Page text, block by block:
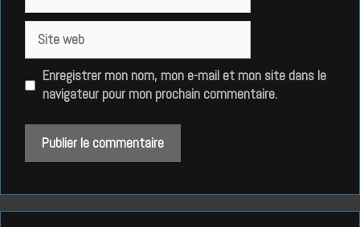
web
Enregistrer mon nom, mon e-mail et mon site dans le
navigateur pour mon prochain commentaire.